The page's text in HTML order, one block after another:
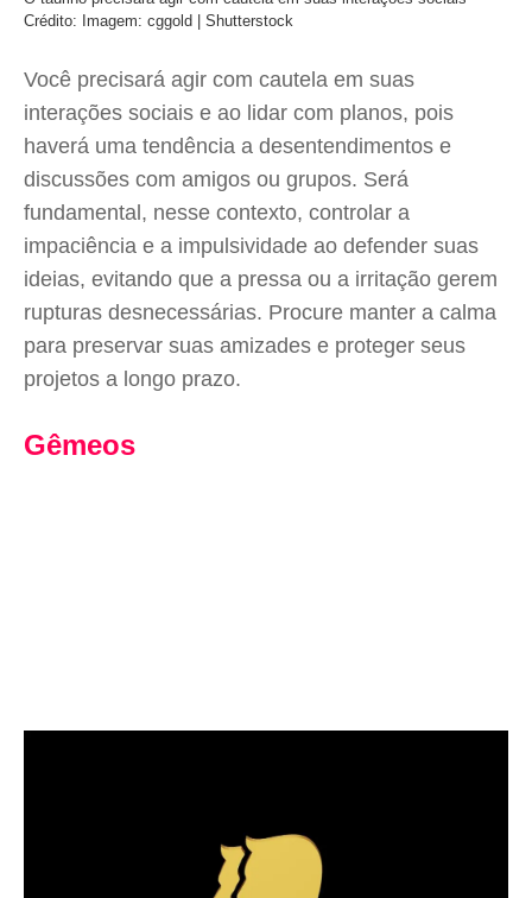
Crédito: Imagem: cggold | Shutterstock
Você precisará agir com cautela em suas
interações sociais e ao lidar com planos, pois
haverá uma tendência a desentendimentos e
discussões com amigos ou grupos. Será
fundamental, nesse contexto, controlar a
impaciência e a impulsividade ao defender suas
ideias, evitando que a pressa ou a irritação gerem
rupturas desnecessárias. Procure manter a calma
para preservar suas amizades e proteger seus
projetos a longo prazo.
Gêmeos